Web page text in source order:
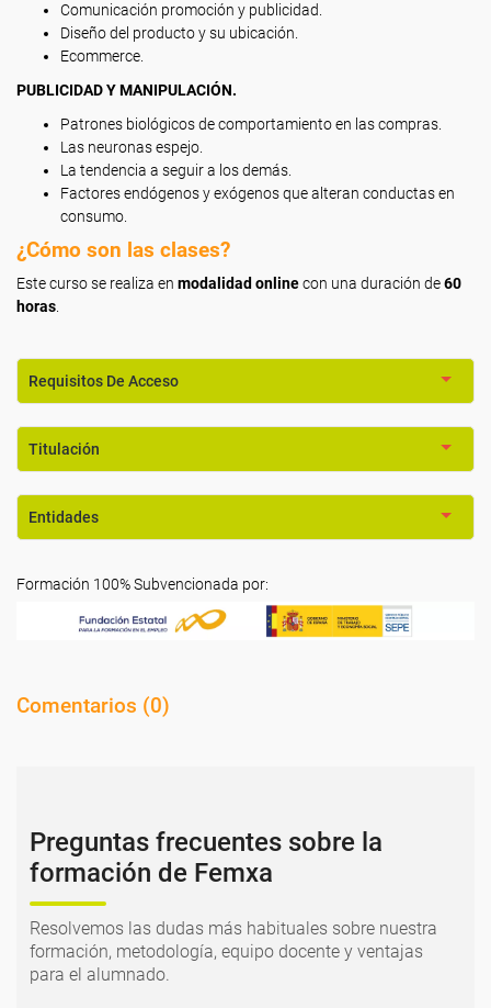
Comunicación promoción y publicidad.
Diseño del producto y su ubicación.
Ecommerce.
PUBLICIDAD Y MANIPULACIÓN.
Patrones biológicos de comportamiento en las compras.
Las neuronas espejo.
La tendencia a seguir a los demás.
Factores endógenos y exógenos que alteran conductas en
consumo.
¿Cómo son las clases?
Este curso se realiza en modalidad onlinecon una duración de60
horas
Requisitos De Acceso
Titulación
Entidades
Formación 100% Subvencionada por:
Comentarios (0)
Preguntas frecuentes sobre la
formación de Femxa
Resolvemos las dudas más habituales sobre nuestra
formación, metodología, equipo docente y ventajas
para el alumnado.